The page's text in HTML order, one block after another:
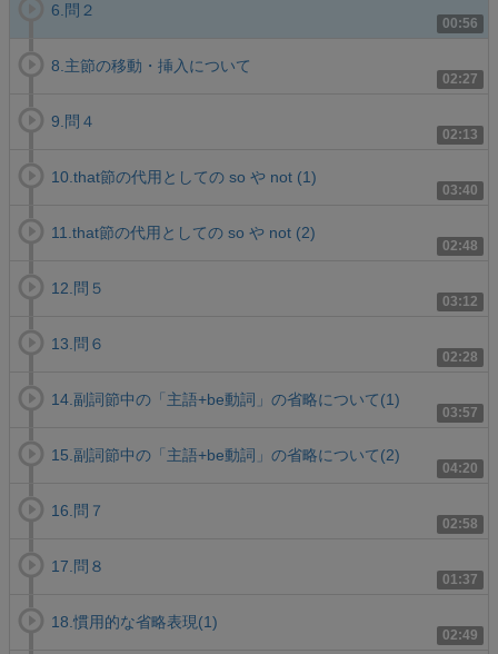
00:56
6.問２
02:27
8.主節の移動・挿入について
02:13
9.問４
03:40
10.that節の代用としての so や not (1)
02:48
11.that節の代用としての so や not (2)
03:12
12.問５
02:28
13.問６
03:57
14.副詞節中の「主語+be動詞」の省略について(1)
04:20
15.副詞節中の「主語+be動詞」の省略について(2)
02:58
16.問７
01:37
17.問８
02:49
18.慣用的な省略表現(1)